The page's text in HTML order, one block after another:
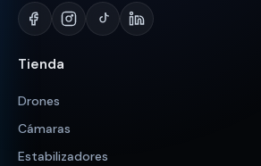
Tienda
Drones
Cámaras
Estabilizadores